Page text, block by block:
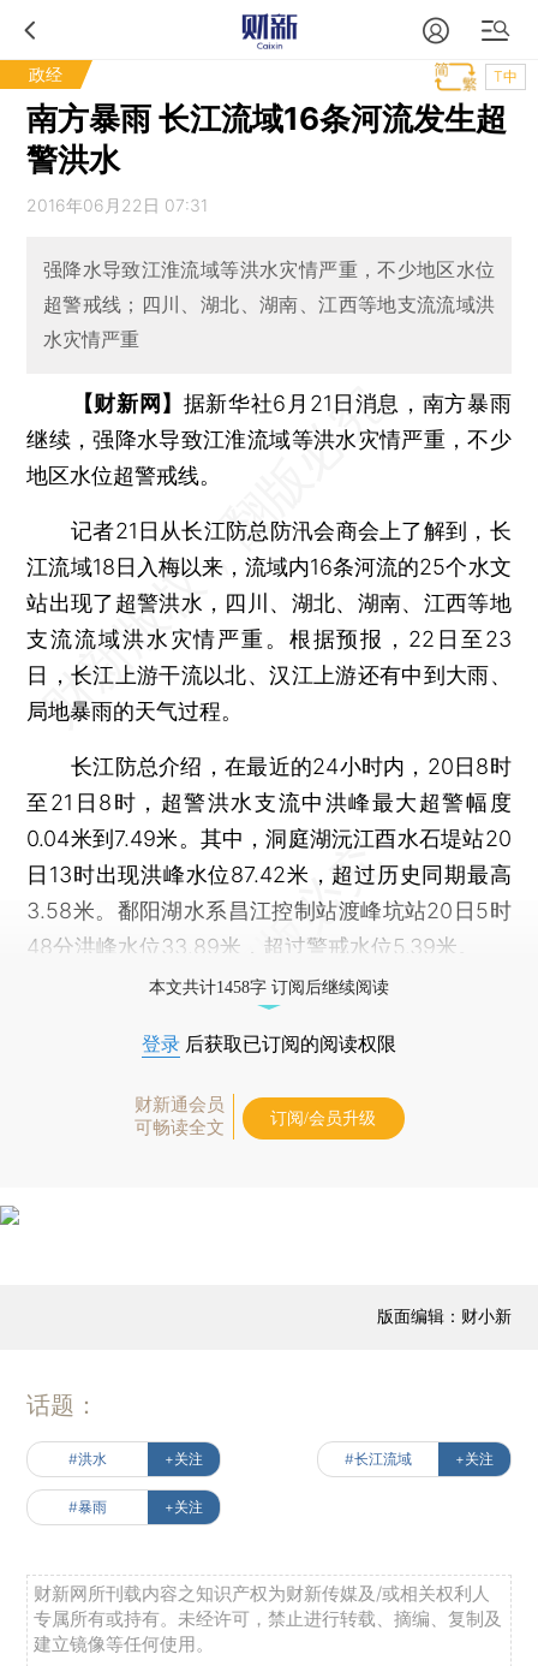
政经 T中
南方暴雨 长江流域16条河流发生超
警洪水
2016年06月22日 07:31
强降水导致江淮流域等洪水灾情严重，不少地区水位
超警戒线；四川、湖北、湖南、江西等地支流流域洪
水灾情严重
【财新网】 据新华社6月21日消息，南方暴雨
继续，强降水导致江淮流域等洪水灾情严重，不少
地区水位超警戒线。
记者21日从长江防总防汛会商会上了解到，长
江流域18日入梅以来，流域内16条河流的25个水文
站出现了超警洪水，四川、湖北、湖南、江西等地
支流流域洪水灾情严重。根据预报，22日至23
日，长江上游干流以北、汉江上游还有中到大雨、
局地暴雨的天气过程。
长江防总介绍，在最近的24小时内，20日8时
至21日8时，超警洪水支流中洪峰最大超警幅度
0.04米到7.49米。其中，洞庭湖沅江酉水石堤站20
日13时出现洪峰水位87.42米，超过历史同期最高
3.58米。鄱阳湖水系昌江控制站渡峰坑站20日5时
48分洪峰水位33.89米，超过警戒水位5.39米。
本文共计1458字 订阅后继续阅读
登录 后获取已订阅的阅读权限
财新通会员
可畅读全文
订阅/会员升级
版面编辑：财小新
话题：
#洪水 +关注 #长江流域 +关注
#暴雨 +关注
财新网所刊载内容之知识产权为财新传媒及/或相关权利人
专属所有或持有。未经许可，禁止进行转载、摘编、复制及
建立镜像等任何使用。